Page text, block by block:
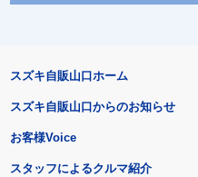
スズキ自販山口ホーム
スズキ自販山口からのお知らせ
お客様Voice
スタッフによるクルマ紹介